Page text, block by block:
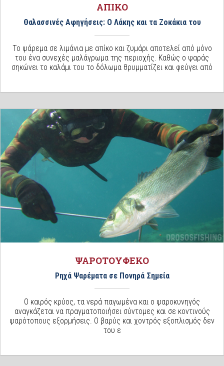
ΑΠΙΚΟ
Θαλασσινές Αφηγήσεις: Ο Λάκης και τα Ζοκάκια του
Το ψάρεμα σε λιμάνια με απίκο και ζυμάρι αποτελεί από μόνο
του ένα συνεχές μαλάγρωμα της περιοχής. Καθώς ο ψαράς
σηκώνει το καλάμι του το δόλωμα θρυμματίζει και φεύγει από
ΨΑΡΟΤΟΥΦΕΚΟ
Ρηχά Ψαρέματα σε Πονηρά Σημεία
Ο καιρός κρύος, τα νερά παγωμένα και ο ψαροκυνηγός
αναγκάζεται να πραγματοποιήσει σύντομες και σε κοντινούς
ψαρότοπους εξορμήσεις. Ο βαρύς και χοντρός εξοπλισμός δεν
του ε